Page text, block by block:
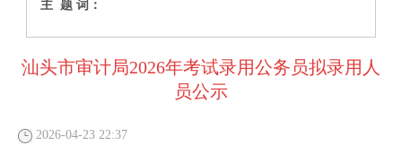
主 题 词：
汕头市审计局2026年考试录用公务员拟录用人
员公示
2026-04-23 22:37